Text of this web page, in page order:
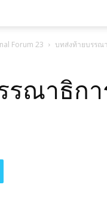
Forum 23 บทส่งท้ายบรรณ
ณาธิกา